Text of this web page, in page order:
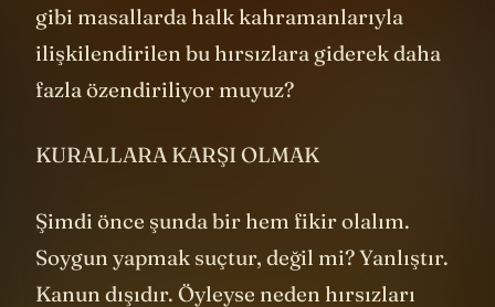
centilmenlikle, şairlerle hatta Robin Hood
gibi masallarda halk kahramanlarıyla
ilişkilendirilen bu hırsızlara giderek daha
Şimdi önce şunda bir hem fikir olalım.
Soygun yapmak suçtur, değil mi? Yanlıştır.